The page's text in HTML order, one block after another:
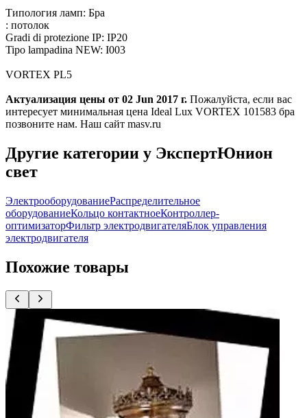
Типология ламп: Бра
: потолок
Gradi di protezione IP: IP20
Tipo lampadina NEW: I003
VORTEX PL5
Актуализация цены от 02 Jun 2017 г. Пожалуйста, если вас
интересует минимальная цена Ideal Lux VORTEX 101583 бра
позвоните нам. Наш сайт masv.ru
Другие категории у ЭкспертЮнион
свет
ЭлектрооборудованиеРаспределительное
оборудованиеКольцо контактноеКонтроллер-
оптимизаторФильтр электродвигателяБлок управления
электродвигателя
Похожие товары